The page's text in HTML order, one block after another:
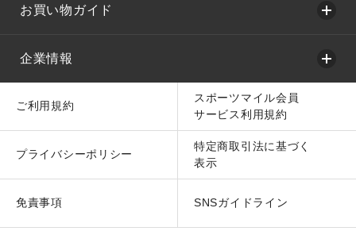
お買い物ガイド
企業情報
ご利用規約
スポーツマイル会員
サービス利用規約
プライバシーポリシー
特定商取引法に基づく
表示
免責事項 SNSガイドライン